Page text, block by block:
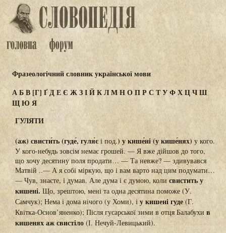
Фразеологічний словник української мови
АБВ[Г] ҐДЕЄ ЖЗІЙКЛМНОПР С ТУФХЦЧШ
ЩЮ Я
ГУЛЯТИ
(аж) свисти́ть (гуде́, гуля́є і под.) у кише́ні (у кише́нях) у кого.
У кого-небудь зовсім немає грошей. — Я вже дійшов до того,
що хочу десятину поля продати… — Та невже? — здивувався
Матвій ..— А я собі міркую, що і вам варто над цим подумати…
— Чув, знаєте, і думав. Але дума і є думою, коли свистить у
кишені. Що, зрештою, мені та одна десятина поможе (У.
Самчук); Нема і дома нічого (у Хоми), і у кишені гуде (Г.
Квітка-Основ’яненко); Після гусарської зими в отця Балабухи в
кишенях аж свистіло (І. Нечуй-Левицький).